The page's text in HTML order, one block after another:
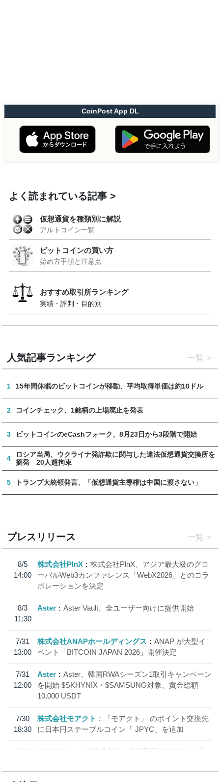
CoinPost App DL
よく読まれている記事
仮想通貨を種類別に解説
アルトコイン一覧
ビットコインの買い方
始め方手順と注意点
おすすめ取引所ランキング
実績・評判・目的別
人気記事ランキング 一覧
1 15年間休眠のビットコインが移動、平均取得単価は約10ドル
2 コインチェック、1銘柄の上場廃止を発表
3 ビットコインのeCashフォーク、8月23日から3段階で開始
4
ロシア当局、ウクライナ発詐欺に関与した違法仮想通貨交換所を
摘発 20人超拘束
5 トランプ大統領発言、「仮想通貨主導権は中国に渡さない」
プレスリリース 一覧
8/5
14:00
株式会社PlnX
株式会社PlnX、アジア最大級のグロ
ーバルWeb3カンファレンス「WebX2026」とのコラ
ボレーションを決定
8/3
11:30
Aster Aster Vault、全ユーザー向けに提供開始
7/31
13:00
株式会社ANAPホールディングス
ANAP が大型イ
ベント「BITCOIN JAPAN 2026」開催決定
7/31
12:00
Aster
Aster、韓国RWAシーズン1取引キャンペーン
を開始 $SKHYNIX・$SAMSUNG対象、賞金総額
10,000 USDT
7/30
18:30
株式会社モアクト
「モアクト」 のポイント交換先
に日本円ステーブルコイン「 JPYC」を追加
7/29
SBI VCトレード株式会社
信託型円建てステーブル